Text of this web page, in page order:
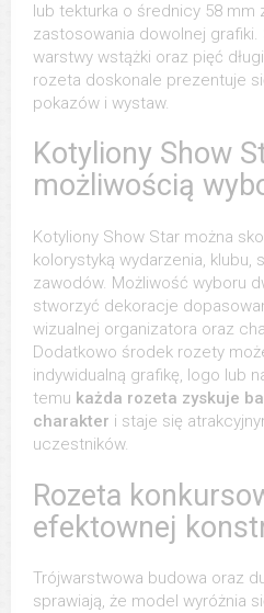
lub tekturka o średnicy 58 mm
zastosowania dowolnej grafiki.
warstwy wstążki oraz pięć
rozeta doskonale prezentuje
pokazów i wystaw.
Kotyliony Show
możliwością
Kotyliony Show Star można
kolorystyką wydarzenia, klubu,
zawodów. Możliwość wyboru
stworzyć dekoracje
wizualnej organizatora oraz
Dodatkowo środek rozety
indywidualną grafikę, logo lub
temu każda rozeta zyskuje
charakter i staje się
uczestników.
Rozeta
efektownej
Trójwarstwowa budowa oraz
sprawiają, że model wyróżnia